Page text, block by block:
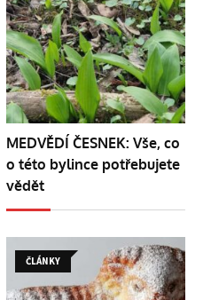
MEDVĚDÍ ČESNEK: Vše, co
o této bylince potřebujete
vědět
ČLÁNKY